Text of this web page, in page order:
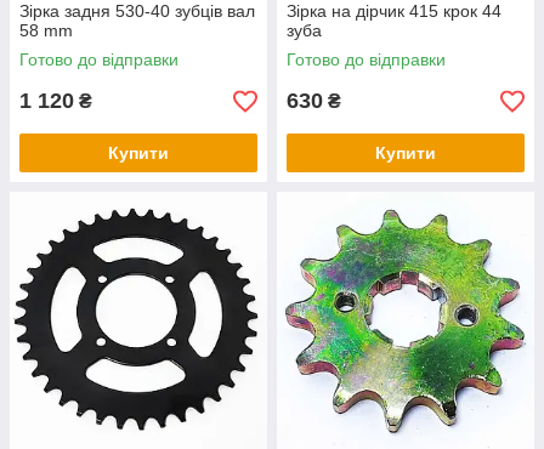
Зірка задня 530-40 зубців вал
58 mm
Готово до відправки
1 120 ₴
Купити
Зірка на дірчик 415 крок 44
зуба
Готово до відправки
630 ₴
Купити